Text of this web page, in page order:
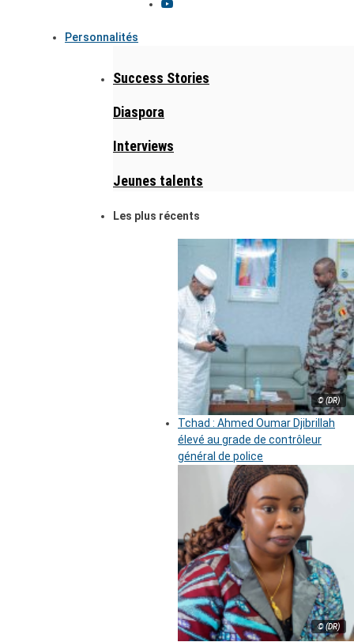
Personnalités
Success Stories
Diaspora
Interviews
Jeunes talents
Les plus récents
© (DR)
Tchad : Ahmed Oumar Djibrillah
élevé au grade de contrôleur
général de police
© (DR)